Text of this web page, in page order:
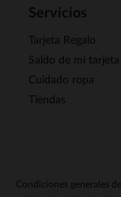
Servicios
Tarjeta Regalo
Saldo de mi tarjeta
Cuidado ropa
Tiendas
Condiciones generales